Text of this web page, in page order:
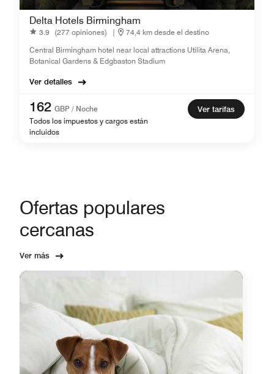
Delta Hotels Birmingham
3.9 (277 opiniones) |
74,4 km desde el destino
Central Birmingham hotel near local attractions Utilita Arena,
Botanical Gardens & Edgbaston Stadium
Ver detalles
162 GBP / Noche
Todos los impuestos y cargos están
incluidos
Ver tarifas
Ofertas populares
cercanas
Ver más